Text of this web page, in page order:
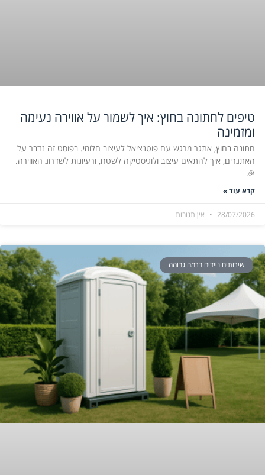
טיפים לחתונה בחוץ: איך לשמור על אווירה נעימה
ומזמינה
חתונה בחוץ, אתגר מרגש עם פוטנציאל לעיצוב חלומי. בפוסט זה נדבר על
האתגרים, איך להתאים עיצוב ולוגיסטיקה לשטח, ורעיונות לשדרוג האווירה.
🎉
קרא עוד »
28/07/2026 אין תגובות
שירותים ניידים ברמה גבוהה